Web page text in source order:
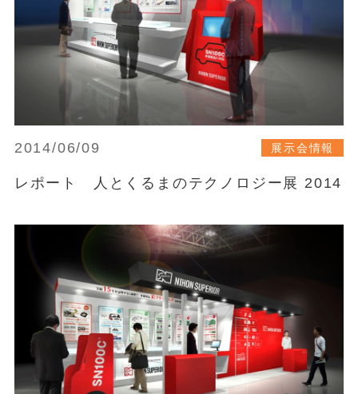
2014/06/09 展示会情報
レポート 人とくるまのテクノロジー展 2014